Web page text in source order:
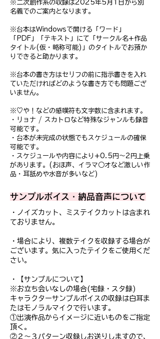
※二次創作系の収録は2025年5月1日から別
名義でのご案内となります。
※台本はWindowsで開ける「ワード」
「PDF」「テキスト」にて「サークル名+作品
タイトル(仮・略称可能)」のタイトルでお預か
りできると助かります。
※台本の書き方はセリフの前に指示書きを入れ
ていただければどのような書き方でも問題ござ
いません。
※♡や！などの感嘆符も文字数に含まれます。
・リョナ / スカトロなど特殊なジャンルも録音
可能です。
・台本が未完成の状態でもスケジュールの確保
可能です。
・スケジュールや内容により+0.5円〜2円上乗
があります。(おほ声、イラマ○オなど激しい作
品・耳舐めや水音が多いなど)
​サンプルボイス・納品音声について
・ノイズカット、ミステイクカットは含まれ
ておりません。
・場合により、複数テイクを収録する場合が
ございます。気に入ったテイクをご使用くだ
さい。
・【サンプルについて】
※お立ち会いなしの場合(宅録・スタ録)
キャラクターサンプルボイスの収録は白耳ま
たはモノラルマイクで行います。
①出演作品からイメージに近いものをご指定
頂く。
②２～３パターン収録しお送りしますので、